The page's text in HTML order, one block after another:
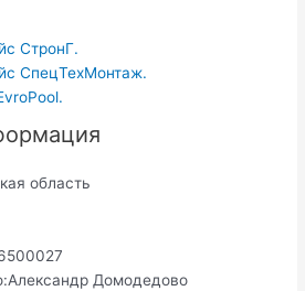
СтронГ.
СпецТехМонтаж.
область
Александр Домодедово